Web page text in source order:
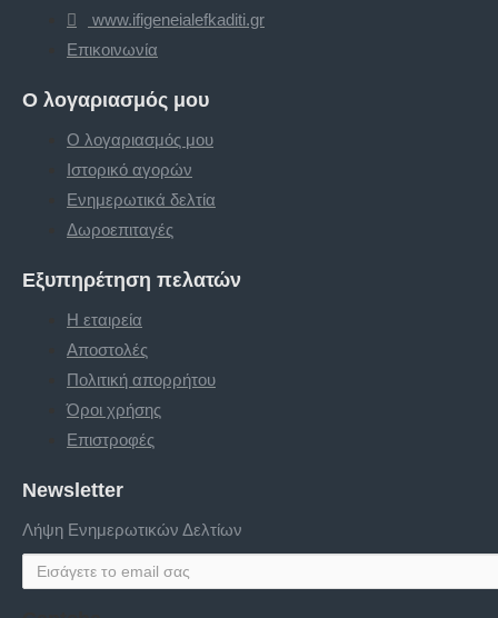
www.ifigeneialefkaditi.gr
Επικοινωνία
Ο λογαριασμός μου
Ο λογαριασμός μου
Ιστορικό αγορών
Ενημερωτικά δελτία
Δωροεπιταγές
Εξυπηρέτηση πελατών
Η εταιρεία
Αποστολές
Πολιτική απορρήτου
Όροι χρήσης
Επιστροφές
Newsletter
Λήψη Ενημερωτικών Δελτίων